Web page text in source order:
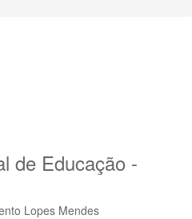
de Educação -
Lopes Mendes